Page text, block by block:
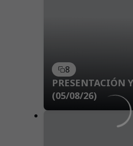
8
PRESENTACIÓN
(05/08/26)